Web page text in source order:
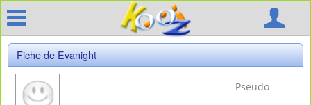
Fiche de Evanight
Pseudo